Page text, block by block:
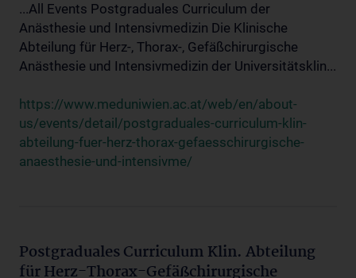
...All Events Postgraduales Curriculum der
Anästhesie und Intensivmedizin Die Klinische
Abteilung für Herz-, Thorax-, Gefäßchirurgische
Anästhesie und Intensivmedizin der Universitätsklin...
https://www.meduniwien.ac.at/web/en/about-
us/events/detail/postgraduales-curriculum-klin-
abteilung-fuer-herz-thorax-gefaesschirurgische-
anaesthesie-und-intensivme/
Postgraduales Curriculum Klin. Abteilung
für Herz-Thorax-Gefäßchirurgische